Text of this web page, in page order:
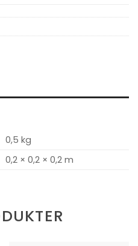
0,5 kg
0,2 × 0,2 × 0,2 m